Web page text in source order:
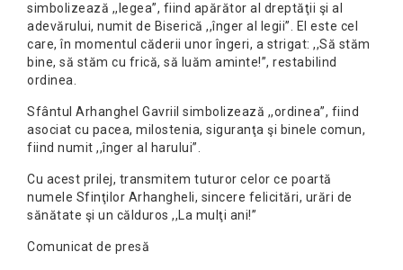
simbolizează ,,legea”, fiind apărător al dreptăţii şi al
adevărului, numit de Biserică ,,înger al legii”. El este cel
care, în momentul căderii unor îngeri, a strigat: ,,Să stăm
bine, să stăm cu frică, să luăm aminte!”, restabilind
ordinea.
Sfântul Arhanghel Gavriil simbolizează ,,ordinea”, fiind
asociat cu pacea, milostenia, siguranţa şi binele comun,
fiind numit ,,înger al harului”.
Cu acest prilej, transmitem tuturor celor ce poartă
numele Sfinţilor Arhangheli, sincere felicitări, urări de
sănătate şi un călduros ,,La mulţi ani!”
Comunicat de presă